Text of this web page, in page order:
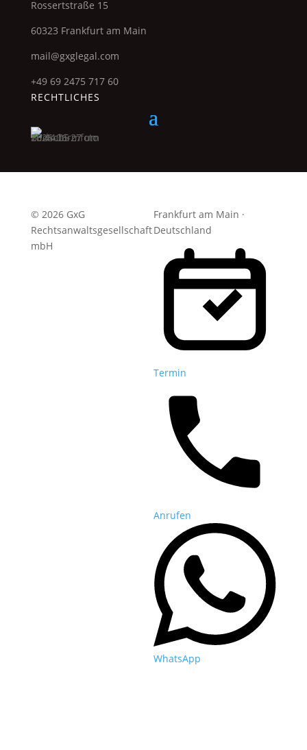
Rossertstraße 15
60323 Frankfurt am Main
mail@gxglegal.com
+49 69 2475 717 60
RECHTLICHES
© 2026 GxG
Rechtsanwaltsgesellschaft
mbH
Frankfurt am Main ·
Deutschland
Termin
Anrufen
WhatsApp